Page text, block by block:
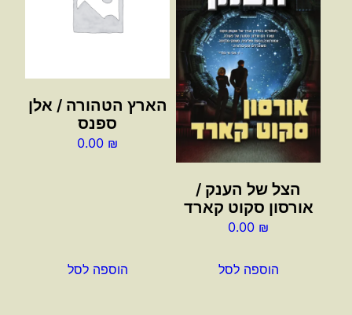
הצל של הענק /
אורסון סקוט קארד
0.00 ₪
הוספה לסל
הארץ הטהורה / אלן
ספנס
0.00 ₪
הוספה לסל